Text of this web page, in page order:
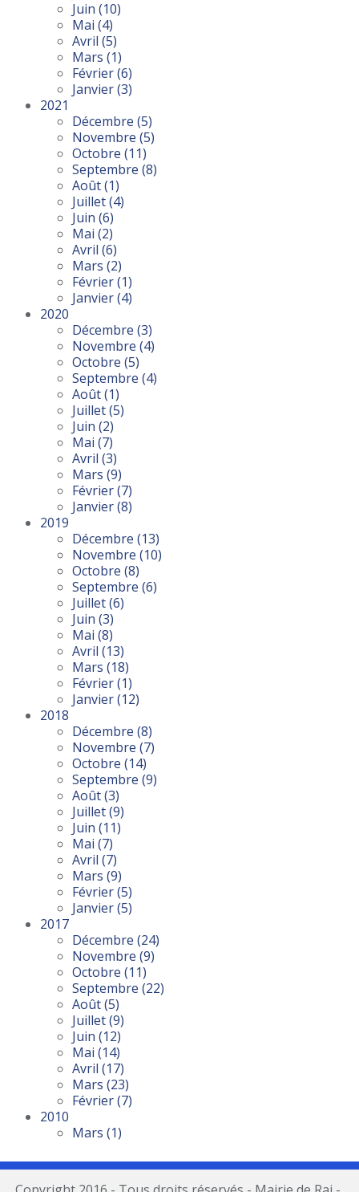
Juin (10)
Mai (4)
Avril (5)
Mars (1)
Février(6)
Janvier(3)
2021
Décembre (5)
Novembre (5)
Octobre (11)
Septembre (8)
Août(1)
Juillet(4)
Juin (6)
Mai (2)
Avril (6)
Mars (2)
Février(1)
Janvier(4)
2020
Décembre (3)
Novembre (4)
Octobre (5)
Septembre (4)
Août(1)
Juillet(5)
Juin (2)
Mai (7)
Avril (3)
Mars (9)
Février(7)
Janvier(8)
2019
Décembre (13)
Novembre (10)
Octobre (8)
Septembre (6)
Juillet(6)
Juin (3)
Mai (8)
Avril (13)
Mars (18)
Février(1)
Janvier(12)
2018
Décembre (8)
Novembre (7)
Octobre (14)
Septembre (9)
Août(3)
Juillet(9)
Juin (11)
Mai (7)
Avril (7)
Mars (9)
Février(5)
Janvier(5)
2017
Décembre (24)
Novembre (9)
Octobre (11)
Septembre (22)
Août(5)
Juillet(9)
Juin (12)
Mai (14)
Avril (17)
Mars (23)
Février(7)
2010
Mars (1)